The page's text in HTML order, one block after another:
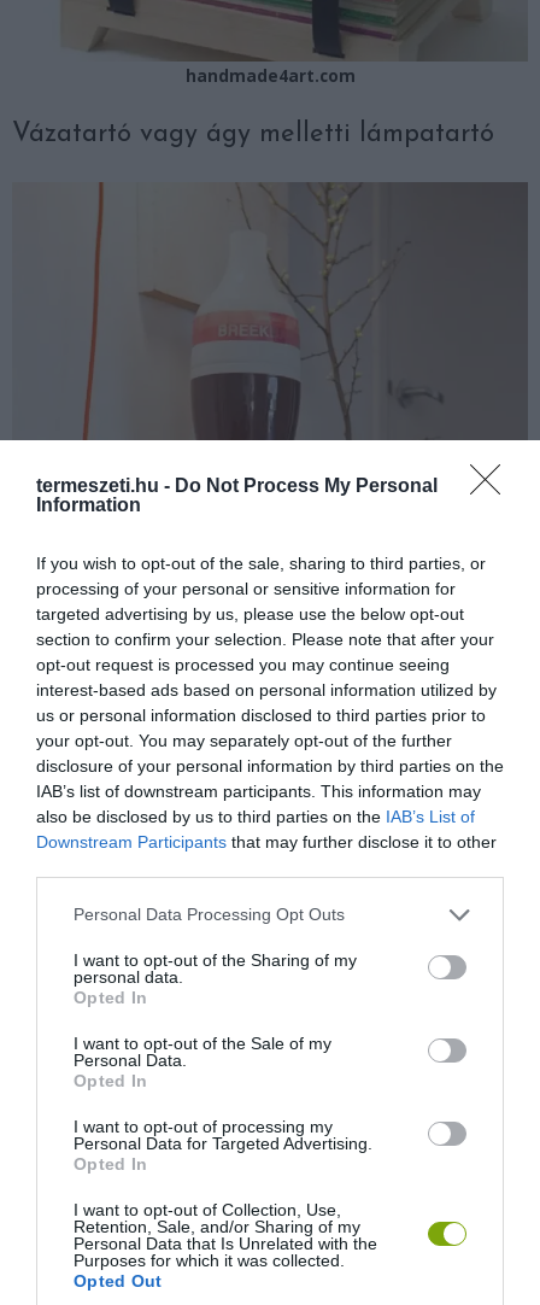
termeszeti.hu - Do Not Process My Personal
Information
If you wish to opt-out of the sale, sharing to third parties, or
processing of your personal or sensitive information for
targeted advertising by us, please use the below opt-out
section to confirm your selection. Please note that after your
opt-out request is processed you may continue seeing
interest-based ads based on personal information utilized by
us or personal information disclosed to third parties prior to
your opt-out. You may separately opt-out of the further
disclosure of your personal information by third parties on the
IAB’s list of downstream participants. This information may
also be disclosed by us to third parties on the IAB’s List of
Downstream Participants that may further disclose it to other
Please note that this website/app uses one or more Google
not limited to your visit or usage behaviour. You may click to
grant or deny consent to Google and its third-party tags to
use your data for below specified purposes in below Google
consent section.
Personal Data Processing Opt Outs
I want to opt-out of the Sharing of my
personal data.
Opted In
I want to opt-out of the Sale of my
Personal Data.
Opted In
I want to opt-out of processing my
Personal Data for Targeted Advertising.
Opted In
I want to opt-out of Collection, Use,
Retention, Sale, and/or Sharing of my
Personal Data that Is Unrelated with the
Purposes for which it was collected.
Opted Out
handmade4art.com
Vázatartó vagy ágy melletti lámpatartó
lushome.com